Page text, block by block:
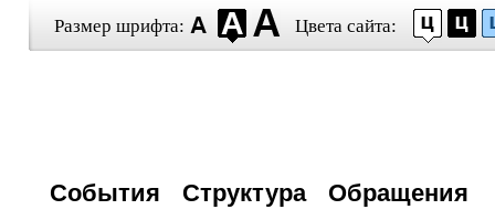
Размер шрифта: Цвета сайта:
События Структура Обращения